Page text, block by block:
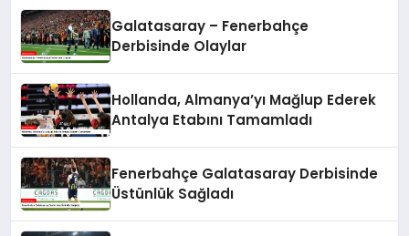
Galatasaray – Fenerbahçe
Derbisinde Olaylar
Hollanda, Almanya’yı Mağlup Ederek
Antalya Etabını Tamamladı
Fenerbahçe Galatasaray Derbisinde
Üstünlük Sağladı